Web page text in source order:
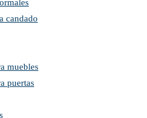
candado
muebles
puertas